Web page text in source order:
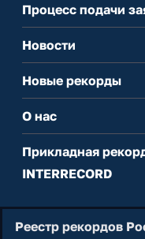
Процесс подачи
Новости
Новые рекорды
О нас
Прикладная
INTERRECORD
Реестр рекордов